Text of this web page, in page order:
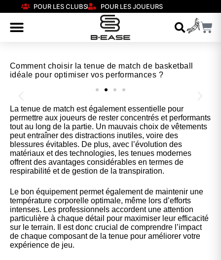
POUR LES CLUBS POUR LES JOUEURS
Comment choisir la tenue de match de basketball
idéale pour optimiser vos performances ?
Nos chaussures
Confort et performance à prix accessible.
Cliquez ici
La tenue de match est également essentielle pour
permettre aux joueurs de rester concentrés et performants
tout au long de la partie. Un mauvais choix de vêtements
peut entraîner des distractions inutiles, voire des
blessures évitables. De plus, avec l’évolution des
matériaux et des technologies, les tenues modernes
offrent des avantages considérables en termes de
respirabilité et de gestion de la transpiration.
Le bon équipement permet également de maintenir une
température corporelle optimale, même lors d’efforts
intenses. Les professionnels accordent une attention
particulière à chaque détail pour maximiser leur efficacité
sur le terrain. Il est donc crucial de comprendre l’impact
de chaque composant de la tenue pour améliorer votre
expérience de jeu.